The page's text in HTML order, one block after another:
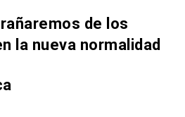
de los
la nueva normalidad